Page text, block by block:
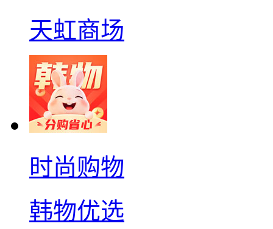
天虹商场
时尚购物
韩物优选